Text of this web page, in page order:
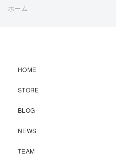
ホーム
HOME
STORE
BLOG
NEWS
TEAM